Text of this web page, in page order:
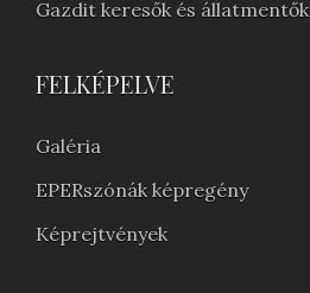
Gazdit keresők és állatmentők
FELKÉPELVE
Galéria
EPERszónák képregény
Képrejtvények